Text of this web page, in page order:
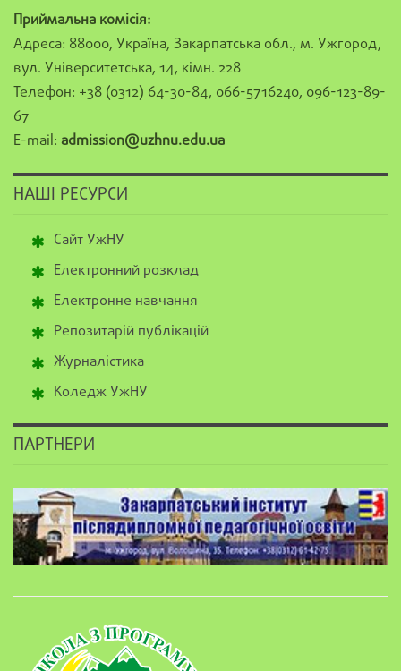
Приймальна комісія:
Адреса: 88000, Україна, Закарпатська обл., м. Ужгород,
вул. Університетська, 14, кімн. 228
Телефон: +38 (0312) 64-30-84, 066-5716240, 096-123-89-
67
E-mail: admission@uzhnu.edu.ua
НАШІ РЕСУРСИ
Сайт УжНУ
Електронний розклад
Електронне навчання
Репозитарій публікацій
Журналістика
Коледж УжНУ
ПАРТНЕРИ